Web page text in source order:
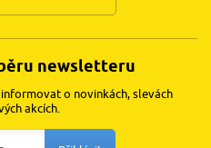
newsletteru
o novinkách, slevách
akcích.